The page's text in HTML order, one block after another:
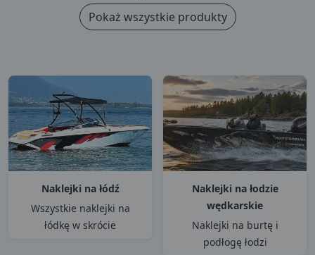
Pokaż wszystkie produkty
Naklejki na łódź
Wszystkie naklejki na
łódkę w skrócie
Naklejki na łodzie
wędkarskie
Naklejki na burtę i
podłogę łodzi